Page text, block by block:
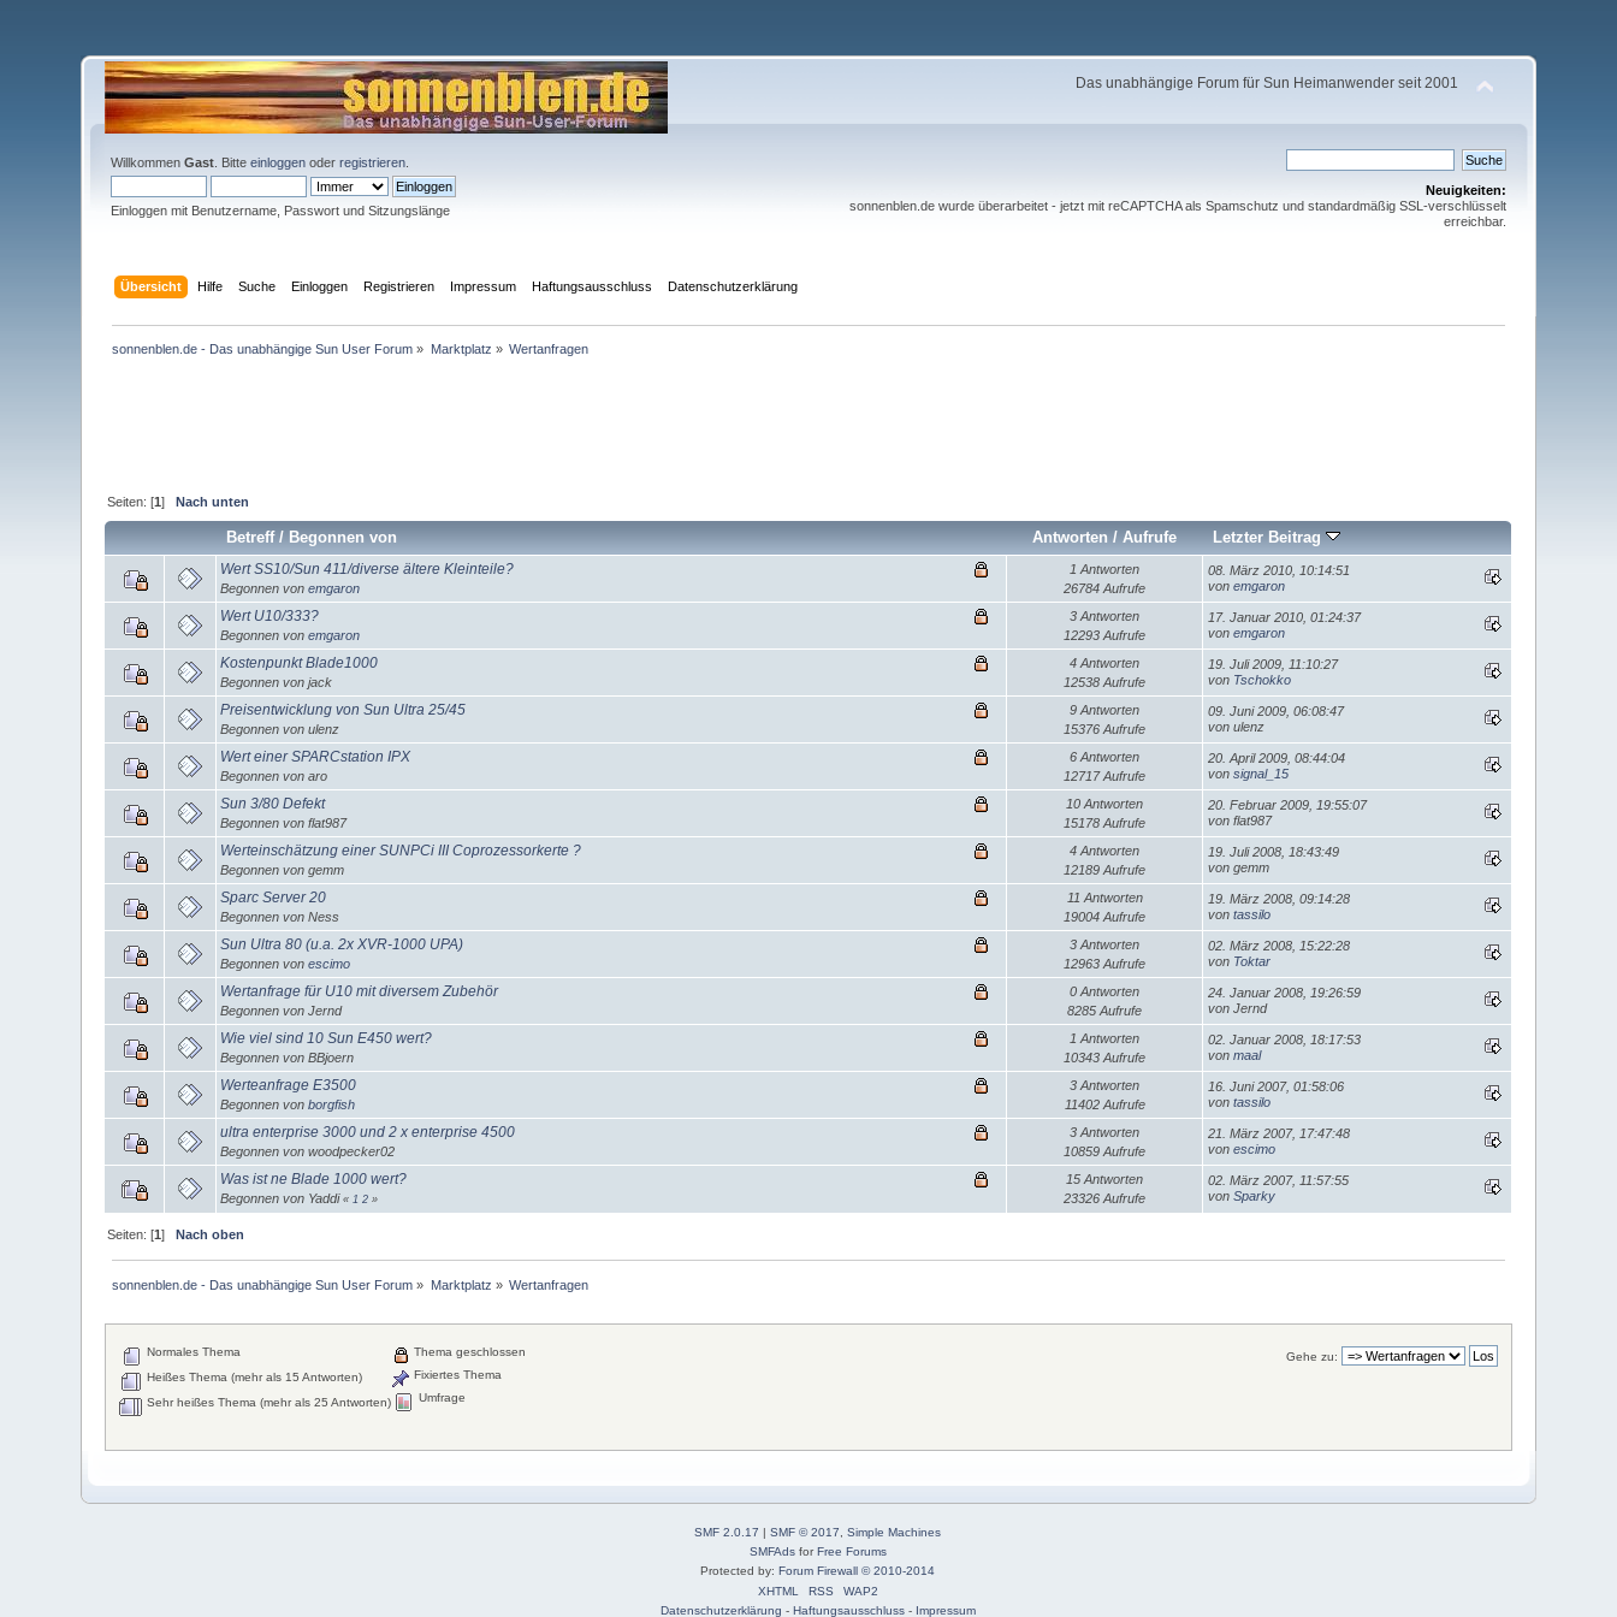
Das unabhängige Forum für Sun Heimanwender seit 2001
WillkommenGast . Bitteeinloggen oderregistrieren
Einloggen mit Benutzername, Passwort und Sitzungslänge
Neuigkeiten:
sonnenblen.de wurde überarbeitet - jetzt mit reCAPTCHA als Spamschutz und standardmäßig SSL-verschlüsselt
erreichbar.
Übersicht Hilfe Suche Einloggen Registrieren Impressum Haftungsausschluss Datenschutzerklärung
sonnenblen.de - Das unabhängige Sun User Forum » Marktplatz » Wertanfragen
Seiten: [1]Nach unten
Betreff/Begonnen von Antworten/ Aufrufe Letzter Beitrag
Wert SS10/Sun 411/diverse ältere Kleinteile?
Begonnen vonemgaron
1 Antworten
26784 Aufrufe
08. März 2010, 10:14:51
vonemgaron
Wert U10/333?
Begonnen vonemgaron
3 Antworten
12293 Aufrufe
17. Januar 2010, 01:24:37
vonemgaron
Kostenpunkt Blade1000
Begonnen von jack
4 Antworten
12538 Aufrufe
19. Juli 2009, 11:10:27
von Tschokko
Preisentwicklung von Sun Ultra 25/45
Begonnen von ulenz
9 Antworten
15376 Aufrufe
09. Juni 2009, 06:08:47
von ulenz
Wert einer SPARCstation IPX
Begonnen von aro
6 Antworten
12717 Aufrufe
20. April 2009, 08:44:04
vonsignal_15
Sun 3/80 Defekt
Begonnen von flat987
10 Antworten
15178 Aufrufe
20. Februar 2009, 19:55:07
von flat987
Werteinschätzung einer SUNPCi III Coprozessorkerte ?
Begonnen von gemm
4 Antworten
12189 Aufrufe
19. Juli 2008, 18:43:49
von gemm
Sparc Server 20
Begonnen von Ness
11 Antworten
19004 Aufrufe
19. März 2008, 09:14:28
vontassilo
Sun Ultra 80 (u.a. 2x XVR-1000 UPA)
Begonnen vonescimo
3 Antworten
12963 Aufrufe
02. März 2008, 15:22:28
von Toktar
Wertanfrage für U10 mit diversem Zubehör
Begonnen von Jernd
0 Antworten
8285 Aufrufe
24. Januar 2008, 19:26:59
von Jernd
Wie viel sind 10 Sun E450 wert?
Begonnen von BBjoern
1 Antworten
10343 Aufrufe
02. Januar 2008, 18:17:53
vonmaal
Werteanfrage E3500
Begonnen vonborgfish
3 Antworten
11402 Aufrufe
16. Juni 2007, 01:58:06
vontassilo
ultra enterprise 3000 und 2 x enterprise 4500
Begonnen von woodpecker02
3 Antworten
10859 Aufrufe
21. März 2007, 17:47:48
vonescimo
Was ist ne Blade 1000 wert?
Begonnen von Yaddi« 1 2 »
15 Antworten
23326 Aufrufe
02. März 2007, 11:57:55
vonSparky
Seiten: [1]Nach oben
sonnenblen.de - Das unabhängige Sun User Forum » Marktplatz » Wertanfragen
Gehe zu:
Normales Thema
Heißes Thema (mehr als 15 Antworten)
Sehr heißes Thema (mehr als 25 Antworten)
Thema geschlossen
Fixiertes Thema
Umfrage
SMF 2.0.17 | SMF © 2017, Simple Machines
SMFAdsforFree Forums
Protected by: Forum Firewall © 2010-2014
XHTML
RSS
WAP2
Datenschutzerklärung - Haftungsausschluss- Impressum